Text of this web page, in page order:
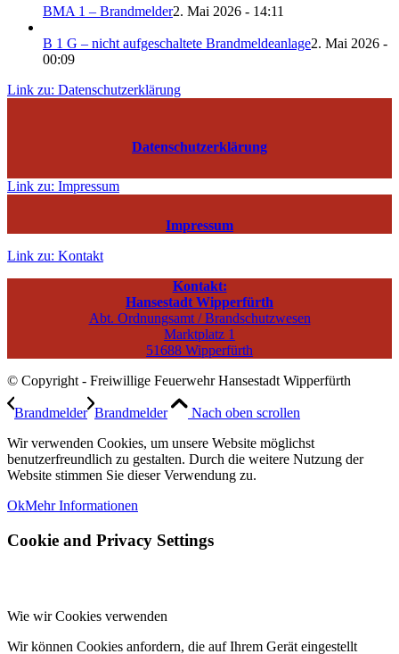
BMA 1 – Brandmelder2. Mai 2026 - 14:11
B 1 G – nicht aufgeschaltete Brandmeldeanlage2. Mai 2026 -
00:09
Link zu: Datenschutzerklärung
Datenschutzerklärung
Link zu: Impressum
Impressum
Link zu: Kontakt
Kontakt:
Hansestadt Wipperfürth
Abt. Ordnungsamt / Brandschutzwesen
Marktplatz 1
51688 Wipperfürth
© Copyright - Freiwillige Feuerwehr Hansestadt Wipperfürth
Brandmelder Brandmelder
Nach oben scrollen
Wir verwenden Cookies, um unsere Website möglichst
benutzerfreundlich zu gestalten. Durch die weitere Nutzung der
Website stimmen Sie dieser Verwendung zu.
OkMehr Informationen
Cookie and Privacy Settings
Wie wir Cookies verwenden
Wir können Cookies anfordern, die auf Ihrem Gerät eingestellt